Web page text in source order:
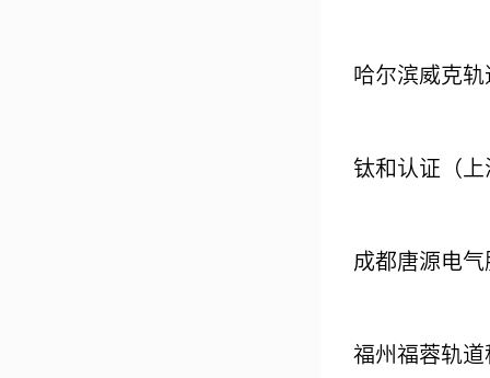
哈尔滨威克
钛和认证（
成都唐源电
福州福蓉轨